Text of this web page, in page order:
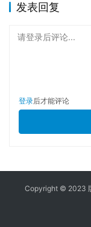
发表回复
请登录后评论...
登录后才能评论
Copyright © 2023